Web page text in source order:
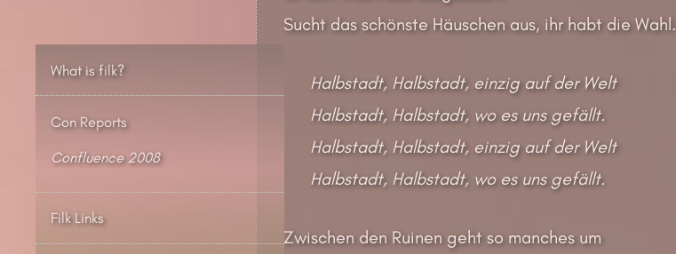
Sucht das schönste Häuschen aus, ihr habt die Wahl.
Halbstadt, Halbstadt, einzig auf der Welt
Halbstadt, Halbstadt, wo es uns gefällt.
Halbstadt, Halbstadt, einzig auf der Welt
Halbstadt, Halbstadt, wo es uns gefällt.
Zwischen den Ruinen geht so manches um
What is filk?
Con Reports
Confluence 2008
Filk Links